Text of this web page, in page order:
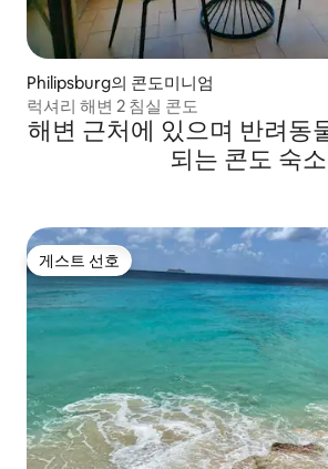
Philipsburg의 콘도미니엄
럭셔리 해변 2 침실 콘도
해변 근처에 있으며 반려동
되는 콘도 숙소
게스트 선호
게스트 선호